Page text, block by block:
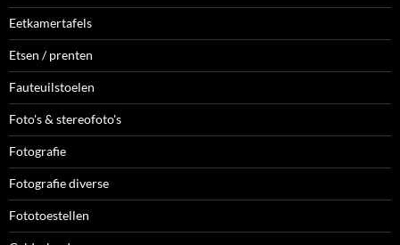
Eetkamertafels
Etsen / prenten
Fauteuilstoelen
Foto's & stereofoto's
Fotografie
Fotografie diverse
Fototoestellen